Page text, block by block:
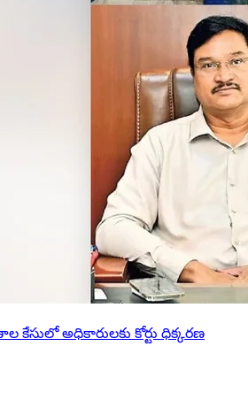
కేసులో అధికారులకు కోర్టు ధిక్కరణ